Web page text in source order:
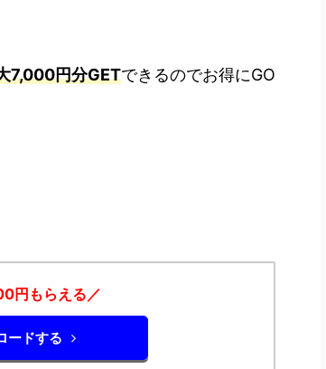
7,000円分GETできるのでお得にGO
円もらえる／
ードする